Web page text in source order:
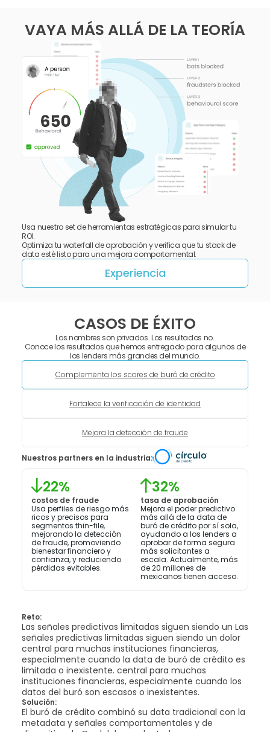
VAYA MÁS ALLÁ DE LA TEORÍA
Usa nuestro set de herramientas estratégicas para simular tu
ROI.
Optimiza tu waterfall de aprobación y verifica que tu stack de
data esté listo para una mejora comportamental.
Experiencia
CASOS DE ÉXITO
Los nombres son privados. Los resultados no.
Conoce los resultados que hemos entregado para algunos de
los lenders más grandes del mundo.
Complementa los scores de buró de crédito
Fortalece la verificación de identidad
Mejora la detección de fraude
Nuestros partners en la industria:
22%
costos de fraude
Usa perfiles de riesgo más
ricos y precisos para
segmentos thin-file,
mejorando la detección
de fraude, promoviendo
bienestar financiero y
confianza, y reduciendo
pérdidas evitables.
32%
tasa de aprobación
Mejora el poder predictivo
más allá de la data de
buró de crédito por sí sola,
ayudando a los lenders a
aprobar de forma segura
más solicitantes a
escala. Actualmente, más
de 20 millones de
mexicanos tienen acceso.
Reto:
Las señales predictivas limitadas siguen siendo un Las
señales predictivas limitadas siguen siendo un dolor
central para muchas instituciones financieras,
especialmente cuando la data de buró de crédito es
limitada o inexistente. central para muchas
instituciones financieras, especialmente cuando los
datos del buró son escasos o inexistentes.
Solución:
El buró de crédito combinó su data tradicional con la
metadata y señales comportamentales y de